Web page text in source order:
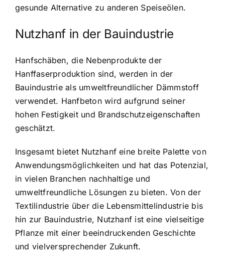
gesunde Alternative zu anderen Speiseölen.
Nutzhanf in der Bauindustrie
Hanfschäben, die Nebenprodukte der
Hanffaserproduktion sind, werden in der
Bauindustrie als umweltfreundlicher Dämmstoff
verwendet. Hanfbeton wird aufgrund seiner
hohen Festigkeit und Brandschutzeigenschaften
geschätzt.
Insgesamt bietet Nutzhanf eine breite Palette von
Anwendungsmöglichkeiten und hat das Potenzial,
in vielen Branchen nachhaltige und
umweltfreundliche Lösungen zu bieten. Von der
Textilindustrie über die Lebensmittelindustrie bis
hin zur Bauindustrie, Nutzhanf ist eine vielseitige
Pflanze mit einer beeindruckenden Geschichte
und vielversprechender Zukunft.